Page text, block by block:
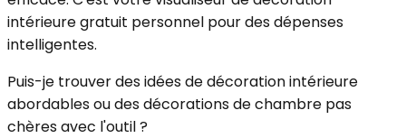
intérieure gratuit personnel pour des dépenses
intelligentes.
Puis-je trouver des idées de décoration intérieure
abordables ou des décorations de chambre pas
chères avec l'outil ?